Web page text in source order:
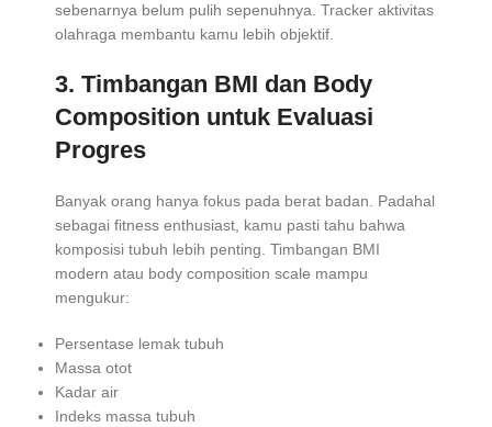
sebenarnya belum pulih sepenuhnya. Tracker aktivitas
olahraga membantu kamu lebih objektif.
3. Timbangan BMI dan Body
Composition untuk Evaluasi
Progres
Banyak orang hanya fokus pada berat badan. Padahal
sebagai fitness enthusiast, kamu pasti tahu bahwa
komposisi tubuh lebih penting. Timbangan BMI
modern atau body composition scale mampu
mengukur:
Persentase lemak tubuh
Massa otot
Kadar air
Indeks massa tubuh